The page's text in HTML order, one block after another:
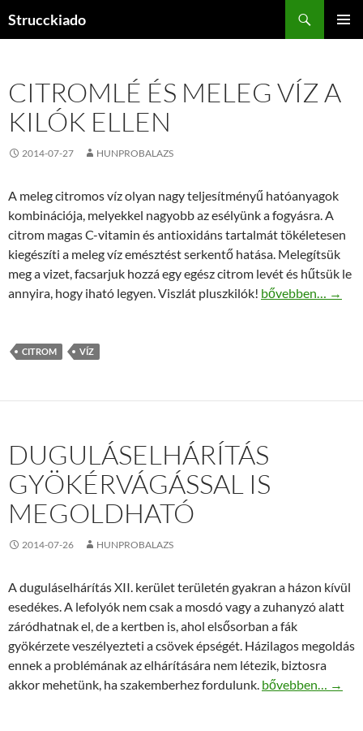
Strucckiado
CITROMLÉ ÉS MELEG VÍZ A
KILÓK ELLEN
2014-07-27 HUNPROBALAZS
A meleg citromos víz olyan nagy teljesítményű hatóanyagok
kombinációja, melyekkel nagyobb az esélyünk a fogyásra. A
citrom magas C-vitamin és antioxidáns tartalmát tökéletesen
kiegészíti a meleg víz emésztést serkentő hatása. Melegítsük
meg a vizet, facsarjuk hozzá egy egész citrom levét és hűtsük le
annyira, hogy iható legyen. Viszlát pluszkilók! Citromlé és
bővebben… →
CITROM VÍZ
DUGULÁSELHÁRÍTÁS
GYÖKÉRVÁGÁSSAL IS
MEGOLDHATÓ
2014-07-26 HUNPROBALAZS
A duguláselhárítás XII. kerület területén gyakran a házon kívül
esedékes. A lefolyók nem csak a mosdó vagy a zuhanyzó alatt
záródhatnak el, de a kertben is, ahol elsősorban a fák
gyökérzete veszélyezteti a csövek épségét. Házilagos megoldás
ennek a problémának az elhárítására nem létezik, biztosra
akkor mehetünk, ha szakemberhez fordulunk. Duguláselhárítás
bővebben… →